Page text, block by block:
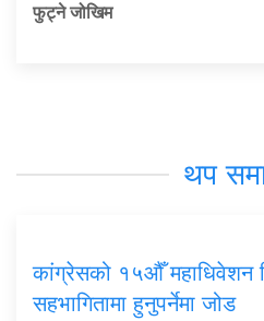
फुट्ने जोखिम
थप
कांग्रेसको १५औँ महाधिवेशन
सहभागितामा हुनुपर्नेमा जोड